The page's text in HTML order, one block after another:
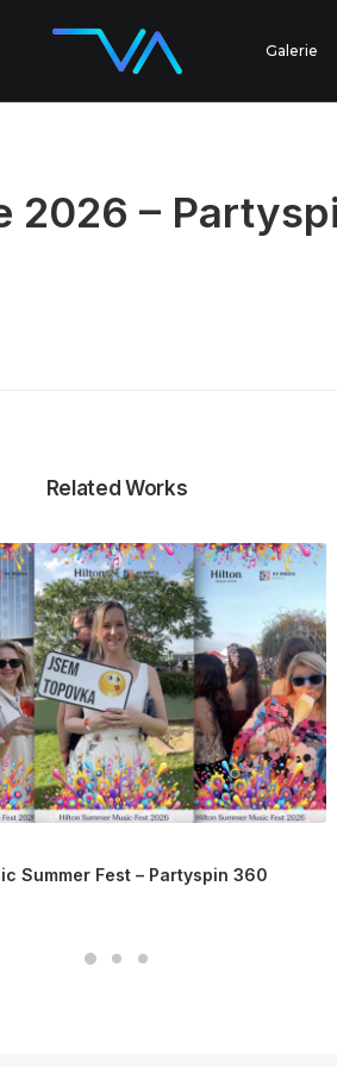
Galerie
2026 –
Related Works
Summer Fest – Partyspin 360